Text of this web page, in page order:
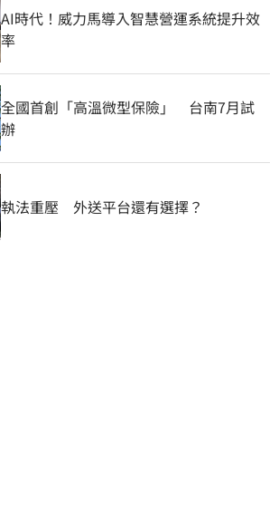
AI時代！威力馬導入智慧營運系統提升效
率
全國首創「高溫微型保險」　台南7月試
辦
執法重壓　外送平台還有選擇？